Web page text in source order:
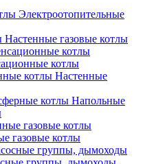
Электроотопительные
Настенные газовые котлы
котлы
Настенные
Напольные
газовые котлы